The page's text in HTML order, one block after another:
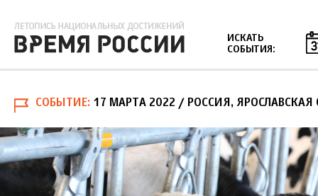
ИСКАТЬ
СОБЫТИЯ:
СОБЫТИЕ 17 МАРТА 2022 / РОССИЯ,